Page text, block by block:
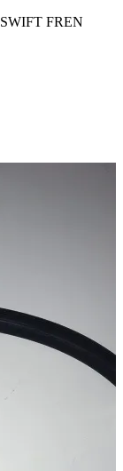
SWIFT FREN